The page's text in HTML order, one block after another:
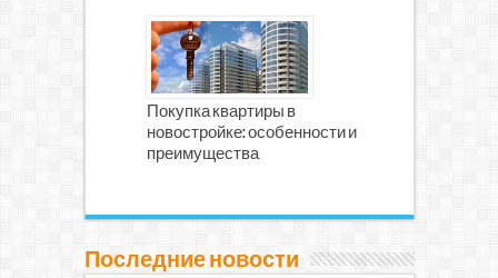
Покупка квартиры в
новостройке: особенности и
преимущества
Последние новости